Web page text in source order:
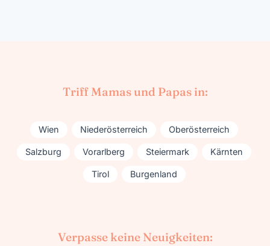
Triff Mamas und Papas in:
Wien Niederösterreich Oberösterreich
Salzburg Vorarlberg Steiermark Kärnten
Tirol Burgenland
Verpasse keine Neuigkeiten: